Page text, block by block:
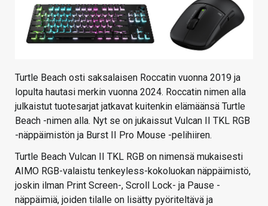
HAKU
Turtle Beach osti saksalaisen Roccatin vuonna 2019 ja
lopulta hautasi merkin vuonna 2024. Roccatin nimen alla
julkaistut tuotesarjat jatkavat kuitenkin elämäänsä Turtle
Beach -nimen alla. Nyt se on jukaissut Vulcan II TKL RGB
-näppäimistön ja Burst II Pro Mouse -pelihiiren.
Turtle Beach Vulcan II TKL RGB on nimensä mukaisesti
AIMO RGB-valaistu tenkeyless-kokoluokan näppäimistö,
joskin ilman Print Screen-, Scroll Lock- ja Pause -
näppäimiä, joiden tilalle on lisätty pyöriteltävä ja